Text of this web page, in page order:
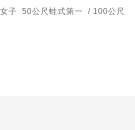
子 50公尺蛙式第一 / 100公尺